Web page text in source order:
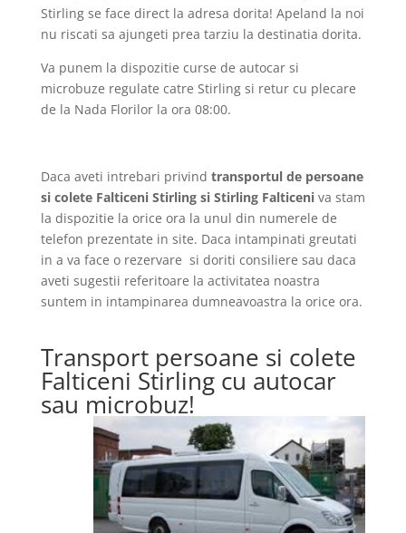
Stirling se face direct la adresa dorita! Apeland la noi
nu riscati sa ajungeti prea tarziu la destinatia dorita.
Va punem la dispozitie curse de autocar si
microbuze regulate catre Stirling si retur cu plecare
de la Nada Florilor la ora 08:00.
Daca aveti intrebari privind transportul de persoane
si colete Falticeni Stirling si Stirling Falticeni va stam
la dispozitie la orice ora la unul din numerele de
telefon prezentate in site. Daca intampinati greutati
in a va face o rezervare si doriti consiliere sau daca
aveti sugestii referitoare la activitatea noastra
suntem in intampinarea dumneavoastra la orice ora.
Transport persoane si colete
Falticeni Stirling cu autocar
sau microbuz!